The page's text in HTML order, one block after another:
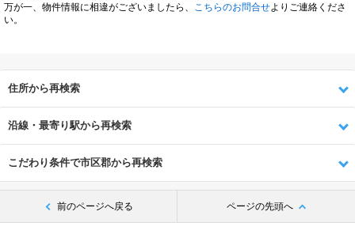
万が一、物件情報に相違がございましたら、
こちらのお問合せよりご連絡くださ
い。
住所から再検索
沿線・最寄り駅から再検索
こだわり条件で市区郡から再検索
前のページへ戻る ページの先頭へ